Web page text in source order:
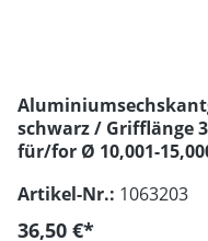
schwarz / Grifflänge
für/for Ø 10,001-
Artikel-Nr.: 1063203
36,50 €*